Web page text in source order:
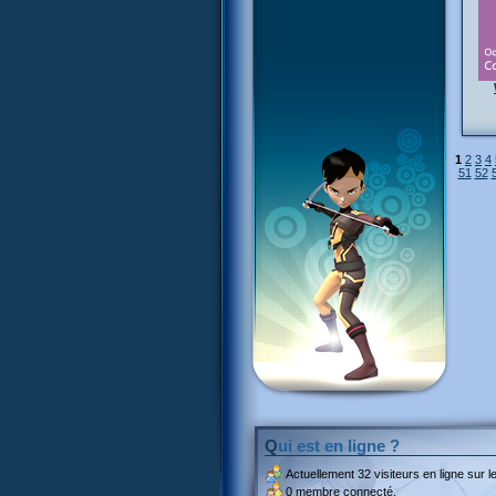
1 2 3 4
51 52
Qui est en ligne ?
Actuellement 32 visiteurs en ligne sur
0 membre connecté.